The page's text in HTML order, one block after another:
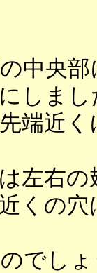
中央
しまし
端近
左右
くの
でし